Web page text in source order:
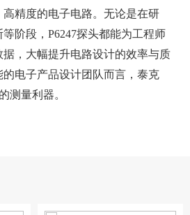
精度的电子电路。无论是在研
阶段，P6247探头都能为工程师
，大幅提升电路设计的效率与质
电子产品设计团队而言，泰克
测量利器。